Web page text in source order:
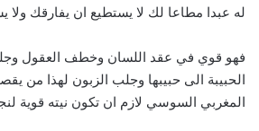
له عبدا مطاعا لك لا يستطيع ان يفارقك ولا
فهو قوي في عقد اللسان وخطف العقول
الحبيبة الى حبيبها وجلب الزبون لهذا من
المغربي السوسي لازم ان تكون نيته قوية